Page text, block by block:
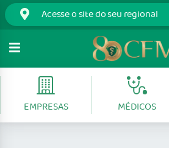
EMPRESAS MÉDICOS